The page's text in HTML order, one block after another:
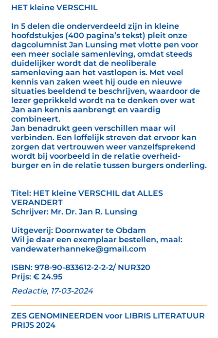
HET kleine VERSCHIL
In 5 delen die onderverdeeld zijn in kleine
hoofdstukjes (400 pagina’s tekst) pleit onze
dagcolumnist Jan Lunsing met vlotte pen voor
een meer sociale samenleving, omdat steeds
duidelijker wordt dat de neoliberale
samenleving aan het vastlopen is. Met veel
kennis van zaken weet hij oude en nieuwe
situaties beeldend te beschrijven, waardoor de
lezer geprikkeld wordt na te denken over wat
Jan aan kennis aanbrengt en vaardig
combineert.
Jan benadrukt geen verschillen maar wil
verbinden. Een loffelijk streven dat ervoor kan
zorgen dat vertrouwen weer vanzelfsprekend
wordt bij voorbeeld in de relatie overheid-
burger en in de relatie tussen burgers onderling.
Titel: HET kleine VERSCHIL dat ALLES
VERANDERT
Schrijver: Mr. Dr. Jan R. Lunsing
Uitgeverij: Doornwater te Obdam
Wil je daar een exemplaar bestellen, maal:
vandewaterhanneke@gmail.com
ISBN: 978-90-833612-2-2-2/ NUR320
Prijs: € 24.95
Redactie, 17-03-2024
ZES GENOMINEERDEN voor LIBRIS LITERATUUR
PRIJS 2024